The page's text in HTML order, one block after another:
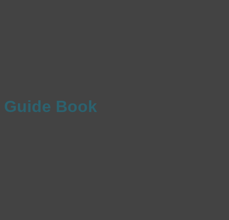
Guide Book